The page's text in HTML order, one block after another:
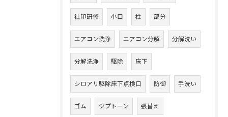
社印研修 小口 柱 部分
エアコン洗浄 エアコン分解 分解洗い
分解洗浄 駆除 床下
シロアリ駆除床下点検口 防御 手洗い
ゴム ジプトーン 張替え